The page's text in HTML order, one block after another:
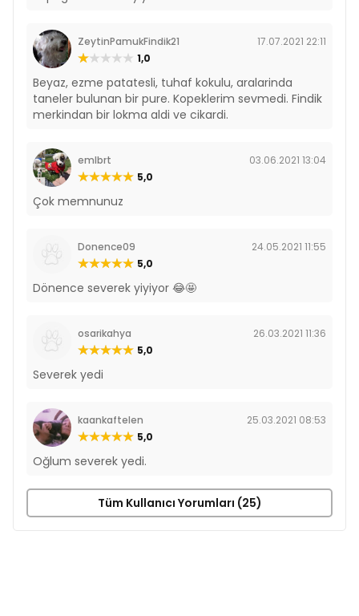
ZeytinPamukFindik21
17.07.2021 22:11
1,0
Beyaz, ezme patatesli, tuhaf kokulu, aralarinda
taneler bulunan bir pure. Kopeklerim sevmedi. Findik
merkindan bir lokma aldi ve cikardi.
emlbrt
03.06.2021 13:04
5,0
Çok memnunuz
Donence09
24.05.2021 11:55
5,0
Dönence severek yiyiyor 😂🤩
osarikahya
26.03.2021 11:36
5,0
Severek yedi
kaankaftelen
25.03.2021 08:53
5,0
Oğlum severek yedi.
Tüm Kullanıcı Yorumları (25)